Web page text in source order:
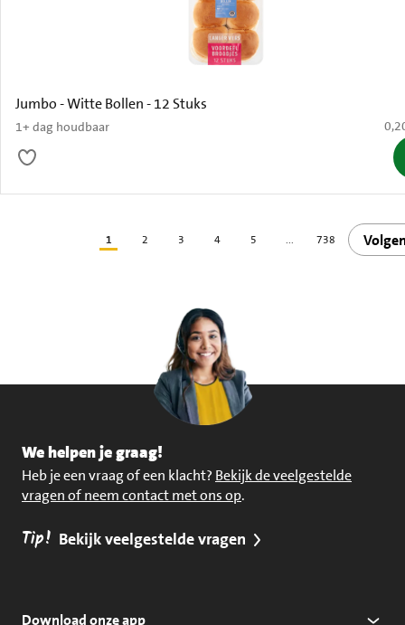
Jumbo - Witte Bollen - 12 Stuks
1+ dag houdbaar €
1 2 3 4 5 ... 738
We helpen je graag!
Heb je een vraag of een klacht? Bekijk de veelgestelde
vragen of neem contact met ons op.
Tip! Bekijk veelgestelde vragen
Download onze app